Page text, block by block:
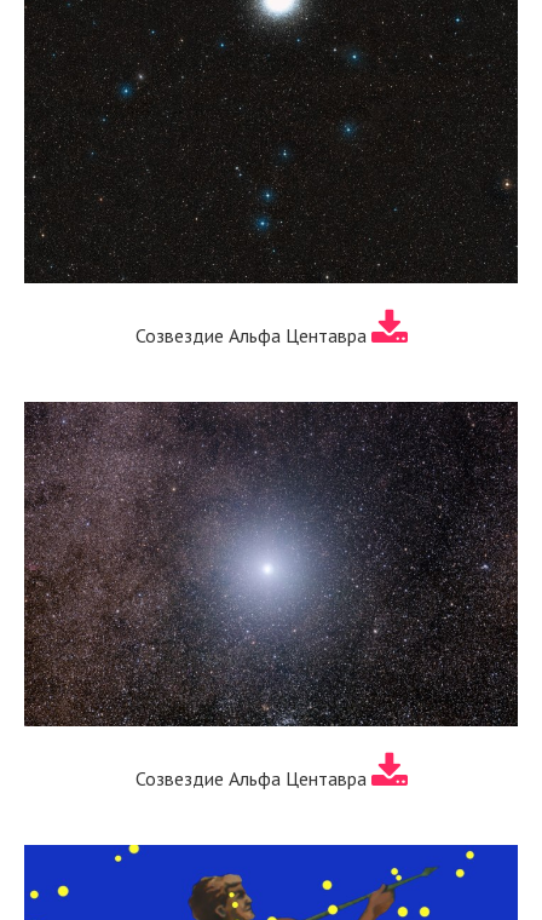
Созвездие Альфа Центавра
Созвездие Альфа Центавра